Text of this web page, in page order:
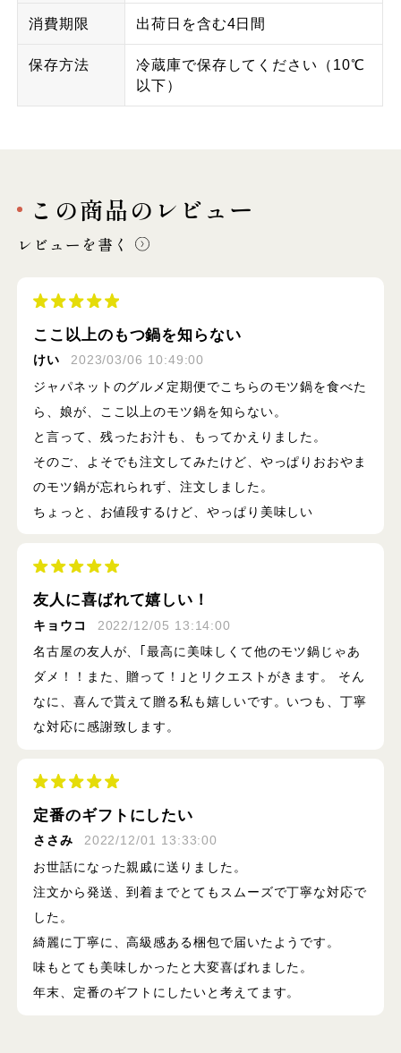
消費期限 出荷日を含む4日間
保存方法
冷蔵庫で保存してください（10℃
以下）
この商品のレビュー
レビューを書く
ここ以上のもつ鍋を知らない
けい
2023/03/06 10:49:00
ジャパネットのグルメ定期便でこちらのモツ鍋を食べた
ら、娘が、ここ以上のモツ鍋を知らない。
と言って、残ったお汁も、もってかえりました。
そのご、よそでも注文してみたけど、やっぱりおおやま
のモツ鍋が忘れられず、注文しました。
ちょっと、お値段するけど、やっぱり美味しい
友人に喜ばれて嬉しい！
キョウコ
2022/12/05 13:14:00
名古屋の友人が、｢最高に美味しくて他のモツ鍋じゃあ
ダメ！！また、贈って！｣とリクエストがきます。 そん
なに、喜んで貰えて贈る私も嬉しいです。いつも、丁寧
な対応に感謝致します。
定番のギフトにしたい
ささみ
2022/12/01 13:33:00
お世話になった親戚に送りました。
注文から発送、到着までとてもスムーズで丁寧な対応で
した。
綺麗に丁寧に、高級感ある梱包で届いたようです。
味もとても美味しかったと大変喜ばれました。
年末、定番のギフトにしたいと考えてます。